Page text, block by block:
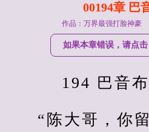
00194章 巴
作品：万界最强打脸神豪
如果本章错误，请点击
194 巴音
“陈大哥，你